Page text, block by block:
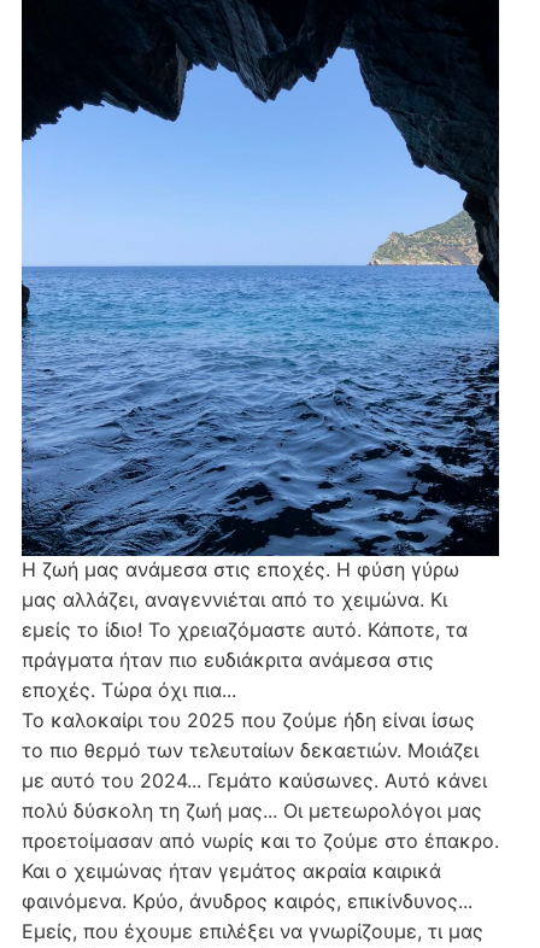
Η ζωή μας ανάμεσα στις εποχές. Η φύση γύρω
μας αλλάζει, αναγεννιέται από το χειμώνα. Κι
εμείς το ίδιο! Το χρειαζόμαστε αυτό. Κάποτε, τα
πράγματα ήταν πιο ευδιάκριτα ανάμεσα στις
εποχές. Τώρα όχι πια...
Το καλοκαίρι του 2025 που ζούμε ήδη είναι ίσως
το πιο θερμό των τελευταίων δεκαετιών. Μοιάζει
με αυτό του 2024... Γεμάτο καύσωνες. Αυτό κάνει
πολύ δύσκολη τη ζωή μας... Οι μετεωρολόγοι μας
προετοίμασαν από νωρίς και το ζούμε στο έπακρο.
Και ο χειμώνας ήταν γεμάτος ακραία καιρικά
φαινόμενα. Κρύο, άνυδρος καιρός, επικίνδυνος...
Εμείς, που έχουμε επιλέξει να γνωρίζουμε, τι μας